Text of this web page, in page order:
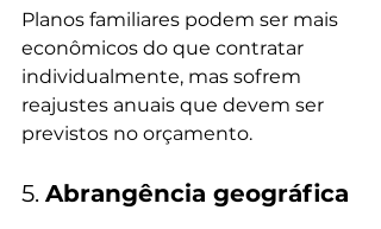
Planos familiares podem ser mais
econômicos do que contratar
individualmente, mas sofrem
reajustes anuais que devem ser
previstos no orçamento.
5. Abrangência geográfica